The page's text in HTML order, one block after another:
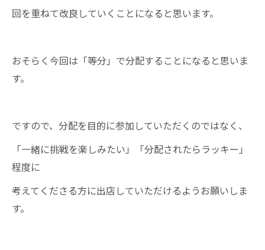
回を重ねて改良していくことになると思います。
おそらく今回は「等分」で分配することになると思いま
す。
ですので、分配を目的に参加していただくのではなく、
「一緒に挑戦を楽しみたい」「分配されたらラッキー」
程度に
考えてくださる方に出店していただけるようお願いしま
す。